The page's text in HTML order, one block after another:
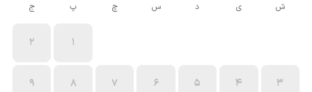
ش ی د س چ پ ج
1
2
3
4
5
6
7
8
9